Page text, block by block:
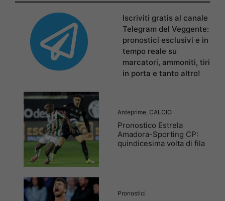
Iscriviti gratis al canale
Telegram del Veggente:
pronostici esclusivi e in
tempo reale su
marcatori, ammoniti, tiri
in porta e tanto altro!
Anteprime, CALCIO
Pronostico Estrela
Amadora-Sporting CP:
quindicesima volta di fila
Pronostici